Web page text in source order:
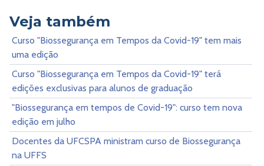
Veja também
Curso "Biossegurança em Tempos da Covid-19" tem mais
uma edição
Curso "Biossegurança em Tempos da Covid-19" terá
edições exclusivas para alunos de graduação
"Biossegurança em tempos de Covid-19": curso tem nova
edição em julho
Docentes da UFCSPA ministram curso de Biossegurança
na UFFS